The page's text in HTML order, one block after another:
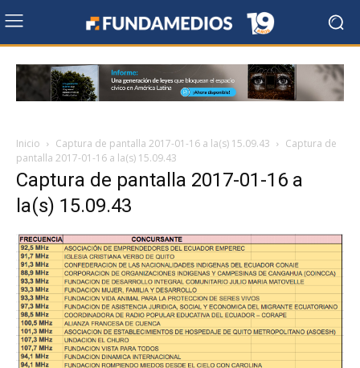
Inicio Captura de pantalla 2017-01-16 a la(s) 15.09.43
Captura de
pantalla 2017-01-16 a la(s) 15.09.43
Captura de pantalla 2017-01-16 a
la(s) 15.09.43